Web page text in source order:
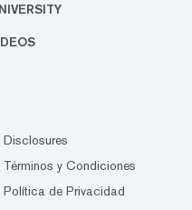
Disclosures
Términos y Condiciones
Política de Privacidad